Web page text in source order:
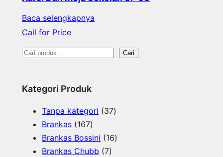
Baca selengkapnya
Call for Price
S
a
Cari
Kategori Produk
Tanpa kategori 373
P
Brankas 1671
6
7
Brankas Bossini 161
Brankas Chubb 77